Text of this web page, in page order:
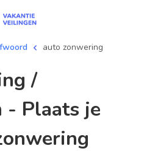
auto zonwering
- Plaats je